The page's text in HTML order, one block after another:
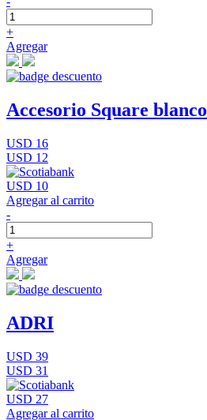
+
Agregar
Accesorio Square blanco
USD 16
USD 12
USD 10
Agregar al carrito
-
+
Agregar
ADRI
USD 39
USD 31
USD 27
Agregar al carrito